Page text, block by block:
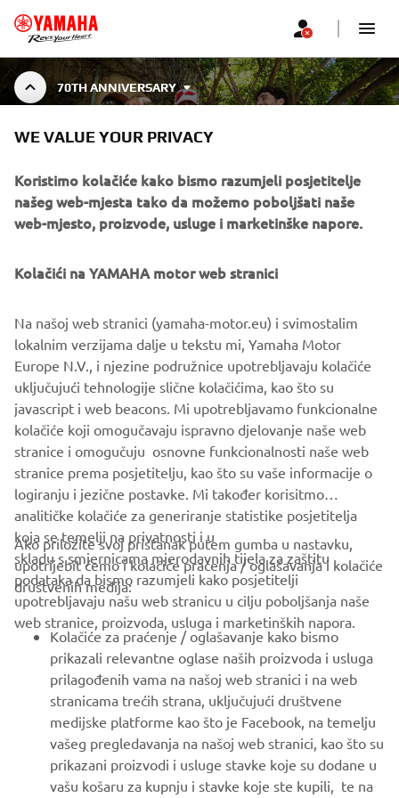
70TH ANNIVERSARY
70TH ANNIVERSARY
COLLECTION
Celebrate 70 years of Yamaha Motor with the 70th
innovation, speed, and racing spirit. A specia
CORPORATE
FOR BUSINESS
MORE YAMAHA
SUPPORT
BILTEN
Budite prvi koji će saznati o najnovijim ponudama, posebnim
događajima, novim izdanjima i još mnogo toga
PRETPLATITE SE
Pročitajte našu Politiku privatnosti kako biste saznali kako
obrađujemo vaše osobne podatke:Pravila o Zaštiti Privatnosti
WE VALUE YOUR PRIVACY
Koristimo kolačiće kako bismo razumjeli posjetitelje
našeg web-mjesta tako da možemo poboljšati naše
web-mjesto, proizvode, usluge i marketinške napore.
Kolačići na YAMAHA motor web stranici
Na našoj web stranici (yamaha-motor.eu) i svimostalim
lokalnim verzijama dalje u tekstu mi, Yamaha Motor
Europe N.V., i njezine podružnice upotrebljavaju kolačiće
uključujući tehnologije slične kolačićima, kao što su
javascript i web beacons. Mi upotrebljavamo funkcionalne
kolačiće koji omogučavaju ispravno djelovanje naše web
stranice i omogučuju osnovne funkcionalnosti naše web
stranice prema posjetitelju, kao što su vaše informacije o
logiranju i jezične postavke. Mi također korisitmo
analitičke kolačiće za generiranje statistike posjetitelja
koja se temelji na privatnosti i u
skladu s smjernicama mjerodavnih tijela za zaštitu
podataka da bismo razumjeli kako posjetitelji
upotrebljavaju našu web stranicu u cilju poboljšanja naše
web stranice, proizvoda, usluga i marketinških napora.
Ako priložite svoj pristanak putem gumba u nastavku,
upotrijebit ćemo i kolačiće praćenja / oglašavanja i kolačiće
društvenih medija:
Kolačiće za praćenje / oglašavanje kako bismo
prikazali relevantne oglase naših proizvoda i usluga
prilagođenih vama na našoj web stranici i na web
stranicama trećih strana, uključujući društvene
medijske platforme kao što je Facebook, na temelju
vašeg pregledavanja na našoj web stranici, kao što su
prikazani proizvodi i usluge stavke koje su dodane u
vašu košaru za kupnju i stavke koje ste kupili, te na